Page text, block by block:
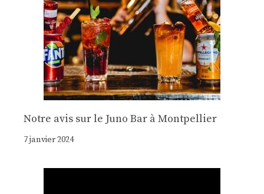
Notre avis sur le Juno Bar à Montpellier
7 janvier 2024